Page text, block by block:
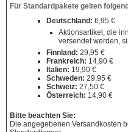
Für Standardpakete gelten
Deutschland: 6,95 €
Aktionsartikel, die
versendet werden,
Finnland: 29,95 €
Frankreich: 14,90 €
Italien: 19,90 €
Schweden: 29,95 €
Schweiz: 27,50 €
Österreich: 14,90 €
Bitte beachten Sie:
Die angegebenen Versandkosten